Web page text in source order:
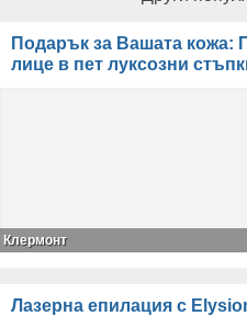
Подарък за Вашата кожа:
лице в пет луксозни
Клермонт
Лазерна епилация с